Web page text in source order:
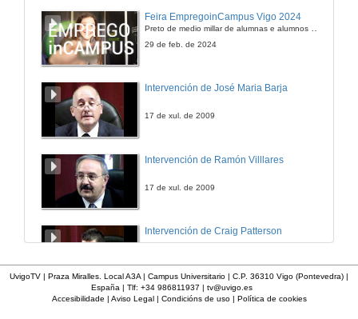
Feira EmpregoinCampus Vigo 2024
Preto de medio millar de alumnas e alumnos buscan coñecer máis de preto as oportunidades que lles achegan as arredor de medio cento de empresas que participan na edición viguesa da feira. Xunto coa visita aos stands, durante a feria desenvólvense varias actividades complementarias, como obradoiros, conversas, mesas redondas ou o pasaporte de empregabilidade, un espazo no que poderán recibir asesoramento sobre o seu CV.
29 de feb. de 2024
Intervención de José Maria Barja
17 de xul. de 2009
Intervención de Ramón Villlares
17 de xul. de 2009
Intervención de Craig Patterson
Intervención de Anxo Lorenzo
UvigoTV | Praza Miralles. Local A3A | Campus Universitario | C.P. 36310 Vigo (Pontevedra) |
España | Tlf: +34 986811937 | tv@uvigo.es
Accesibilidade | Aviso Legal| Condicións de uso| Política de cookies